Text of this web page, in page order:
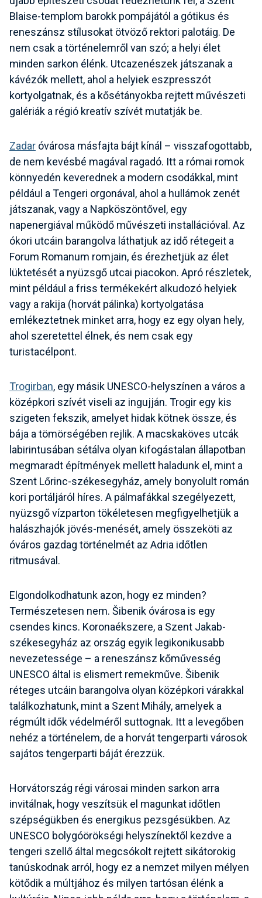
Blaise-templom barokk pompájától a gótikus és
reneszánsz stílusokat ötvöző rektori palotáig. De
nem csak a történelemről van szó; a helyi élet
minden sarkon élénk. Utcazenészek játszanak a
kávézók mellett, ahol a helyiek eszpresszót
kortyolgatnak, és a kősétányokba rejtett művészeti
galériák a régió kreatív szívét mutatják be.
Zadar óvárosa másfajta bájt kínál – visszafogottabb,
de nem kevésbé magával ragadó. Itt a római romok
könnyedén keverednek a modern csodákkal, mint
például a Tengeri orgonával, ahol a hullámok zenét
játszanak, vagy a Napköszöntővel, egy
napenergiával működő művészeti installációval. Az
ókori utcáin barangolva láthatjuk az idő rétegeit a
Forum Romanum romjain, és érezhetjük az élet
lüktetését a nyüzsgő utcai piacokon. Apró részletek,
mint például a friss termékekért alkudozó helyiek
vagy a rakija (horvát pálinka) kortyolgatása
emlékeztetnek minket arra, hogy ez egy olyan hely,
ahol szeretettel élnek, és nem csak egy
turistacélpont.
Trogirban, egy másik UNESCO-helyszínen a város a
középkori szívét viseli az ingujján. Trogir egy kis
szigeten fekszik, amelyet hidak kötnek össze, és
bája a tömörségében rejlik. A macskaköves utcák
labirintusában sétálva olyan kifogástalan állapotban
megmaradt építmények mellett haladunk el, mint a
Szent Lőrinc-székesegyház, amely bonyolult román
kori portáljáról híres. A pálmafákkal szegélyezett,
nyüzsgő vízparton tökéletesen megfigyelhetjük a
halászhajók jövés-menését, amely összeköti az
óváros gazdag történelmét az Adria időtlen
ritmusával.
Elgondolkodhatunk azon, hogy ez minden?
Természetesen nem. Šibenik óvárosa is egy
csendes kincs. Koronaékszere, a Szent Jakab-
székesegyház az ország egyik legikonikusabb
nevezetessége – a reneszánsz kőművesség
UNESCO által is elismert remekműve. Šibenik
réteges utcáin barangolva olyan középkori várakkal
találkozhatunk, mint a Szent Mihály, amelyek a
régmúlt idők védelméről suttognak. Itt a levegőben
nehéz a történelem, de a horvát tengerparti városok
sajátos tengerparti báját érezzük.
Horvátország régi városai minden sarkon arra
invitálnak, hogy veszítsük el magunkat időtlen
szépségükben és energikus pezsgésükben. Az
UNESCO bolygóörökségi helyszínektől kezdve a
tengeri szellő által megcsókolt rejtett sikátorokig
tanúskodnak arról, hogy ez a nemzet milyen mélyen
kötődik a múltjához és milyen tartósan élénk a